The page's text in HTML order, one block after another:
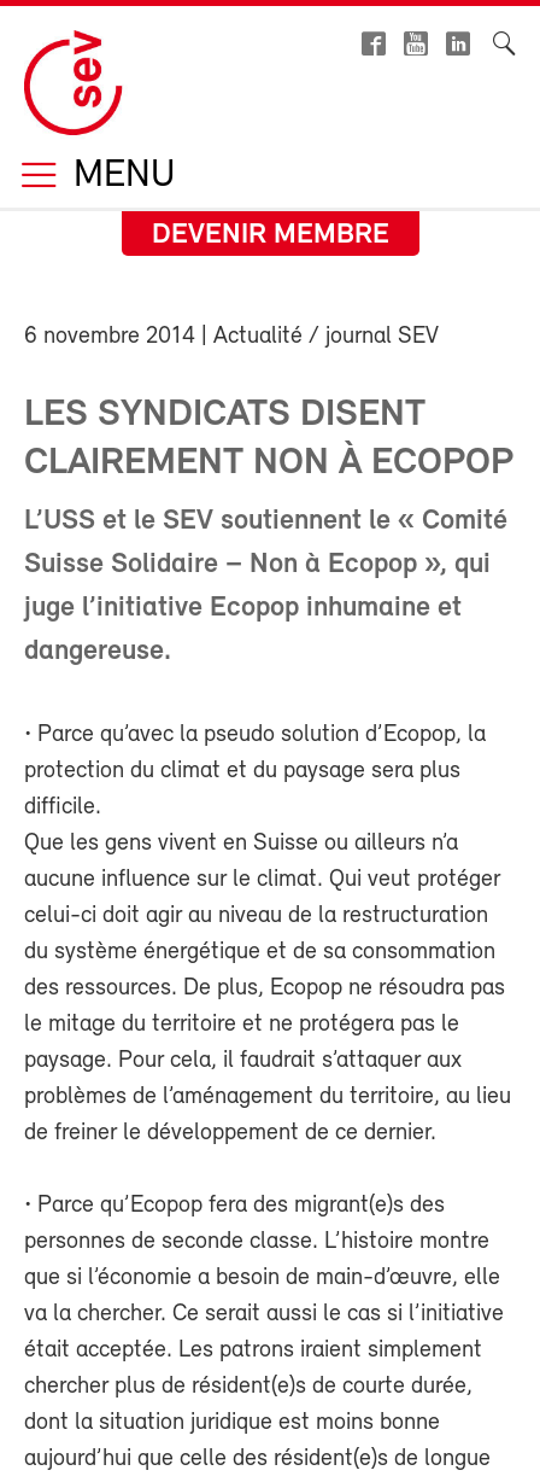
MENU
DEVENIR MEMBRE
6 novembre 2014 | Actualité / journal SEV
LES SYNDICATS DISENT
CLAIREMENT NON À ECOPOP
L’USS et le SEV soutiennent le « Comité
Suisse Solidaire – Non à Ecopop », qui
juge l’initiative Ecopop inhumaine et
dangereuse.
• Parce qu’avec la pseudo solution d’Ecopop, la
protection du climat et du paysage sera plus
difficile.
Que les gens vivent en Suisse ou ailleurs n’a
aucune influence sur le climat. Qui veut protéger
celui-ci doit agir au niveau de la restructuration
du système énergétique et de sa consommation
des ressources. De plus, Ecopop ne résoudra pas
le mitage du territoire et ne protégera pas le
paysage. Pour cela, il faudrait s’attaquer aux
problèmes de l’aménagement du territoire, au lieu
de freiner le développement de ce dernier.
• Parce qu’Ecopop fera des migrant(e)s des
personnes de seconde classe. L’histoire montre
que si l’économie a besoin de main-d’œuvre, elle
va la chercher. Ce serait aussi le cas si l’initiative
était acceptée. Les patrons iraient simplement
chercher plus de résident(e)s de courte durée,
dont la situation juridique est moins bonne
aujourd’hui que celle des résident(e)s de longue